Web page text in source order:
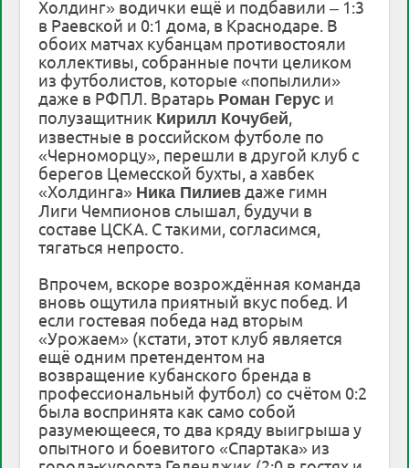
Холдинг» водички ещё и подбавили – 1:3
в Раевской и 0:1 дома, в Краснодаре. В
обоих матчах кубанцам противостояли
коллективы, собранные почти целиком
из футболистов, которые «попылили»
даже в РФПЛ. Вратарь Роман Герус и
полузащитник Кирилл Кочубей,
известные в российском футболе по
«Черноморцу», перешли в другой клуб с
берегов Цемесской бухты, а хавбек
«Холдинга» Ника Пилиев даже гимн
Лиги Чемпионов слышал, будучи в
составе ЦСКА. С такими, согласимся,
тягаться непросто.
Впрочем, вскоре возрождённая команда
вновь ощутила приятный вкус побед. И
если гостевая победа над вторым
«Урожаем» (кстати, этот клуб является
ещё одним претендентом на
возвращение кубанского бренда в
профессиональный футбол) со счётом 0:2
была воспринята как само собой
разумеющееся, то два кряду выигрыша у
опытного и боевитого «Спартака» из